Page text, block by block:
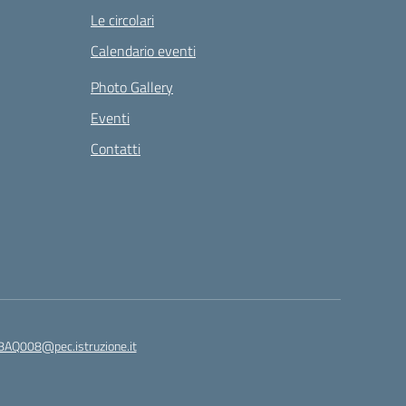
Le circolari
Calendario eventi
Photo Gallery
Eventi
Contatti